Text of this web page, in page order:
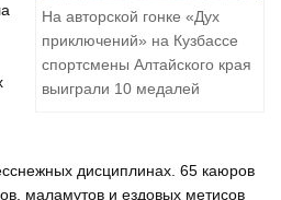
На авторской гонке «Дух
приключений» на Кузбассе
спортсмены Алтайского края
выиграли 10 медалей
дисциплинах. 65 каюров
маламутов и ездовых метисов